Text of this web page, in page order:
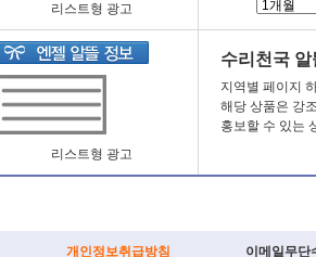
리스트형 광고
리스트형 광고
수리천국
지역별 페이지
해당 상품은 강
홍보할 수 있는
개인정보취급방침 이메일무단